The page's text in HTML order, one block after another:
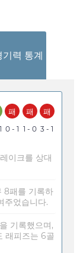
력 통계
패
0 - 1
패
1 - 0
패
3 - 1
이크를 상대
8패를 기록하
주었습니다.
기록했으며,
래피즈는 6골